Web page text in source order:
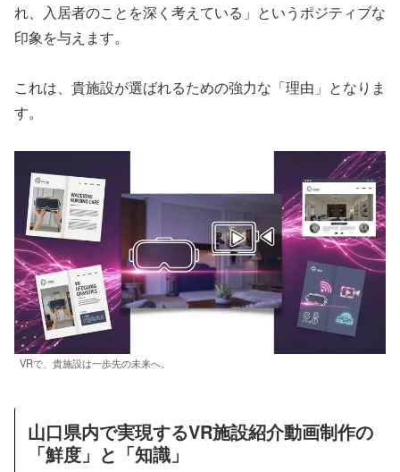
れ、入居者のことを深く考えている」というポジティブな
印象を与えます。
これは、貴施設が選ばれるための強力な「理由」となりま
す。
VRで、貴施設は一歩先の未来へ。
山口県内で実現するVR施設紹介動画制作の
「鮮度」と「知識」